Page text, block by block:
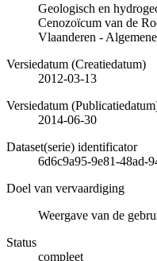
Geologisch en
Cenozoïcum van de
Vlaanderen -
Versiedatum (Creatiedatum)
2012-03-13
Versiedatum
2014-06-30
Dataset(serie) identificator
6d6c9a95-9e81-48ad-
Doel van vervaardiging
Weergave van de
Status
compleet